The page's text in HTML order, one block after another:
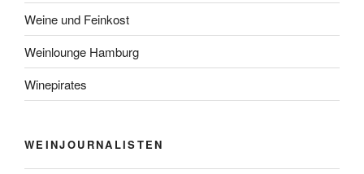
Weine und Feinkost
Weinlounge Hamburg
Winepirates
WEINJOURNALISTEN